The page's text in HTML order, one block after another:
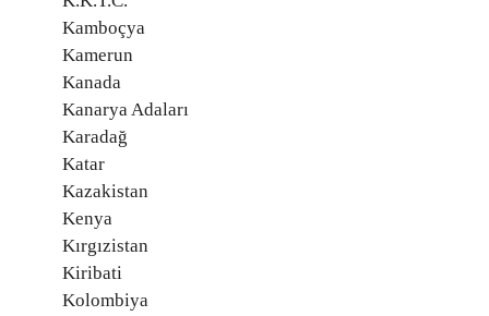
Kamboçya
Kamerun
Kanada
Kanarya Adaları
Karadağ
Katar
Kazakistan
Kenya
Kırgızistan
Kiribati
Kolombiya